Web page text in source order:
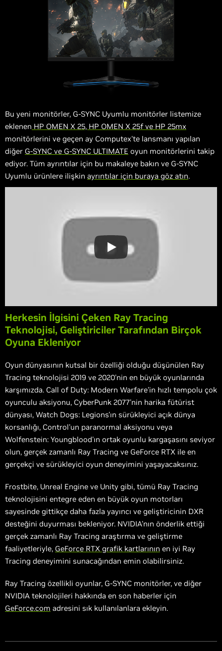
Bu yeni monitörler, G-SYNC Uyumlu monitörler listemize
eklenen HP OMEN X 25, HP OMEN X 25f ve HP 25mx
monitörlerini ve geçen ay Computex'te lansmanı yapılan
diğer G-SYNC ve G-SYNC ULTIMATE oyun monitörlerini takip
ediyor. Tüm ayrıntılar için bu makaleye bakın ve G-SYNC
Uyumlu ürünlere ilişkin ayrıntılar için buraya göz atın.
Herkesin İlgisini Çeken Ray Tracing
Teknolojisi, Geliştiriciler Tarafından Birçok
Oyuna Ekleniyor
Oyun dünyasının kutsal bir özelliği olduğu düşünülen Ray
Tracing teknolojisi 2019 ve 2020'nin en büyük oyunlarında
karşımızda. Call of Duty: Modern Warfare'in hızlı tempolu çok
oyunculu aksiyonu, CyberPunk 2077'nin harika fütürist
dünyası, Watch Dogs: Legions'ın sürükleyici açık dünya
korsanlığı, Control'un paranormal aksiyonu veya
Wolfenstein: Youngblood'ın ortak oyunlu kargaşasını seviyor
olun, gerçek zamanlı Ray Tracing ve GeForce RTX ile en
gerçekçi ve sürükleyici oyun deneyimini yaşayacaksınız.
Frostbite, Unreal Engine ve Unity gibi, tümü Ray Tracing
teknolojisini entegre eden en büyük oyun motorları
sayesinde gittikçe daha fazla yayıncı ve geliştiricinin DXR
desteğini duyurması bekleniyor. NVIDIA'nın önderlik ettiği
gerçek zamanlı Ray Tracing araştırma ve geliştirme
faaliyetleriyle, GeForce RTX grafik kartlarının en iyi Ray
Tracing deneyimini sunacağından emin olabilirsiniz.
Ray Tracing özellikli oyunlar, G-SYNC monitörler, ve diğer
NVIDIA teknolojileri hakkında en son haberler için
GeForce.com adresini sık kullanılanlara ekleyin.